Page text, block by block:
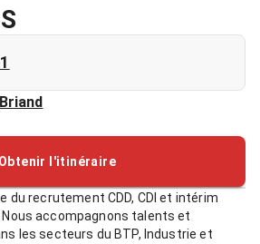
Obtenir l'itinéraire
du recrutement CDD, CDI et intérim
Nous accompagnons talents et
les secteurs du BTP, Industrie et